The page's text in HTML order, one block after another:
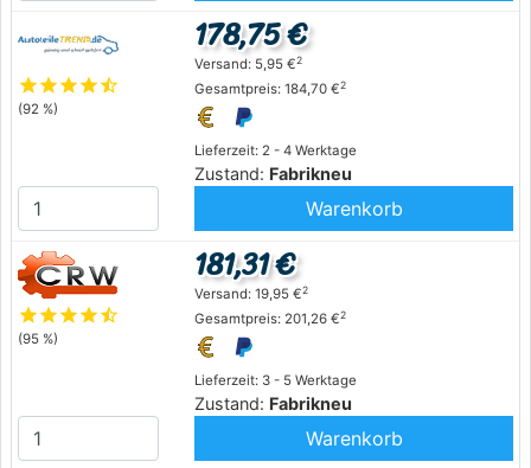
starstarstarstarstar_half
(92 %)
Lieferzeit: 2 - 4 Werktage
Zustand: Fabrikneu
178,75 €
Versand: 5,95 €2
Gesamtpreis: 184,70 €2
Warenkorb
starstarstarstarstar_half
(95 %)
Lieferzeit: 3 - 5 Werktage
Zustand: Fabrikneu
181,31 €
Versand: 19,95 €2
Gesamtpreis: 201,26 €2
Warenkorb